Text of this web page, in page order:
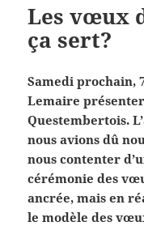
Les vœux
ça sert?
Samedi prochain,
Lemaire
Questembertois.
nous avions dû
nous contenter
cérémonie des
ancrée, mais en
le modèle des